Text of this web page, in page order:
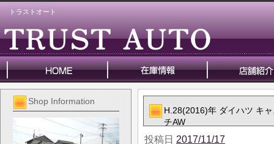
トラストオート
Shop Information
H.28(2016)年 ダイハツ キ
チAW
投稿日 2017/11/17